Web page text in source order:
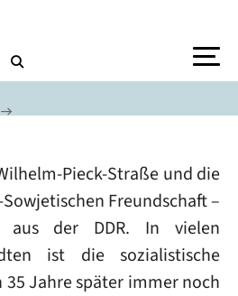
Pieck-Straße und die
Freundschaft –
aus der DDR. In vielen
ist die sozialistische
35 Jahre später immer noch